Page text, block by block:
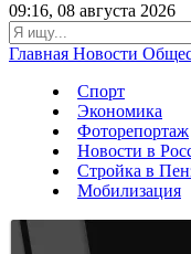
09:16, 08 августа 2026
Главная Новости
Спорт
Экономика
Фоторепортаж
Новости в
Стройка в
Мобилизация